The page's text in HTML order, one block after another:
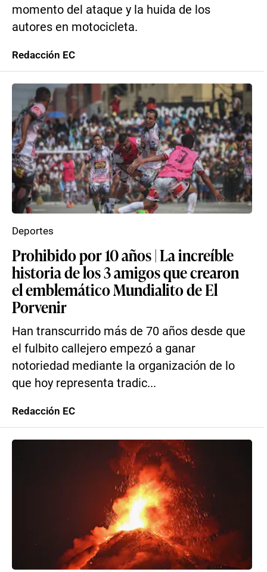
momento del ataque y la huida de los
autores en motocicleta.
Redacción EC
Prohibido por 10 años | La increíble
historia de los 3 amigos que crearon
el emblemático Mundialito de El
Porvenir
Han transcurrido más de 70 años desde que
el fulbito callejero empezó a ganar
notoriedad mediante la organización de lo
que hoy representa tradic...
Deportes
Redacción EC